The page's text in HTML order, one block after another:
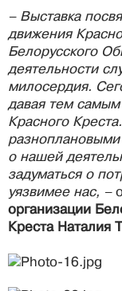
– Выставка
движения
Белорусского
деятельности
милосердия.
давая тем самым
Красного
о нашей
задуматься о
уязвимее нас, –
организации
Креста Наталия